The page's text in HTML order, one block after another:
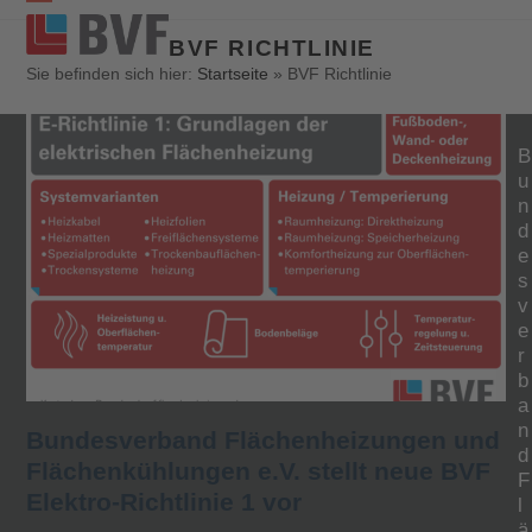
Open
mobile
Close
mobile
BVF RICHTLINIE
Sie befinden sich hier: Startseite » BVF Richtlinie
B
u
n
d
e
s
v
e
r
b
a
n
d
F
l